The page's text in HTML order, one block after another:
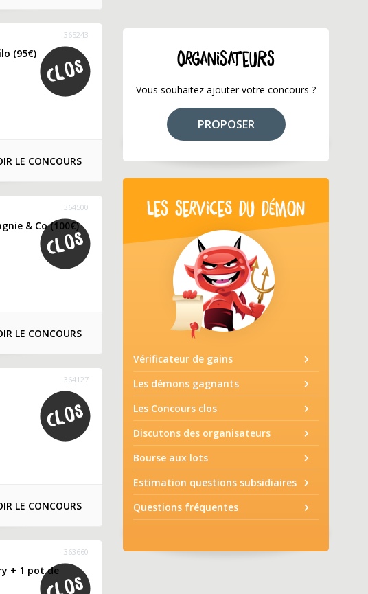
365243
(95€)
LE CONCOURS
364500
& Co (100€)
LE CONCOURS
364127
LE CONCOURS
363660
+ 1 pot de
ORGANISATEURS
Vous souhaitez ajouter votre concours ?
PROPOSER
LES SERVICES DU DÉMON
Vérificateur de gains
Les démons gagnants
Les Concours clos
Discutons des organisateurs
Bourse aux lots
Estimation questions subsidiaires
Questions fréquentes